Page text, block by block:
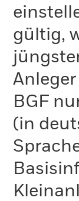
gültig,
BGF
(in